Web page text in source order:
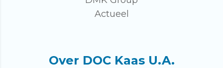
Actueel
Over DOC Kaas U.A.